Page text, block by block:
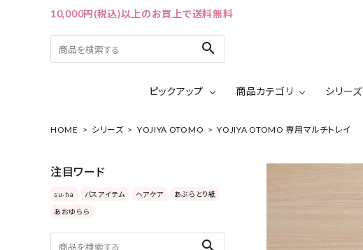
10,000円(税込)以上のお買上で送料無料
search
ピックアップ 商品カテゴリ シリーズ
ACCOUNT MENU
HOME シリーズ YOJIYA OTOMO YOJIYA OTOMO 専用マルチトレイ
注目ワード
su-ha バスアイテム ヘアケア あぶらとり紙
あおゆらら
search